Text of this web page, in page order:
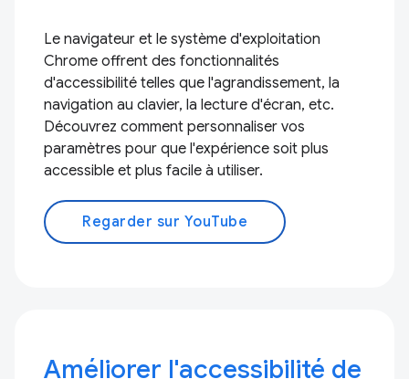
Le navigateur et le système d'exploitation
Chrome offrent des fonctionnalités
d'accessibilité telles que l'agrandissement, la
navigation au clavier, la lecture d'écran, etc.
Découvrez comment personnaliser vos
paramètres pour que l'expérience soit plus
accessible et plus facile à utiliser.
Regarder sur YouTube
Améliorer l'accessibilité de